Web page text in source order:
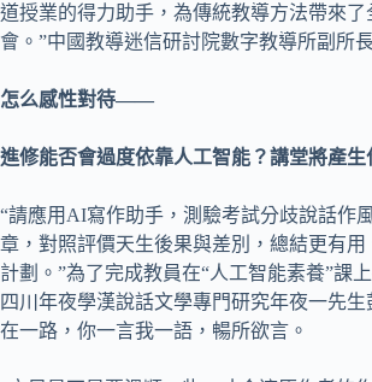
道授業的得力助手，為傳統教導方法帶來了
會。”中國教導迷信研討院數字教導所副所
怎么感性對待——
進修能否會過度依靠人工智能？講堂將產生
“請應用AI寫作助手，測驗考試分歧說話作
章，對照評價天生後果與差別，總結更有
計劃。”為了完成教員在“人工智能素養”課
四川年夜學漢說話文學專門研究年夜一先
在一路，你一言我一語，暢所欲言。